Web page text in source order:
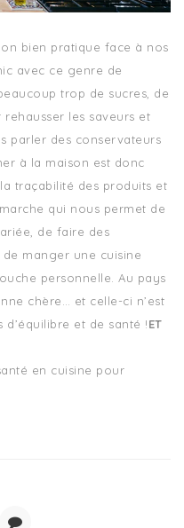
bien pratique face à nos
avec ce genre de
trop de sucres, de
les saveurs et
parler des conservateurs
à la maison est donc
traçabilité des produits et
qui nous permet de
de faire des
manger une cuisine
personnelle. Au pays
chère… et celle-ci n’est
et de santé !ET
en cuisine pour